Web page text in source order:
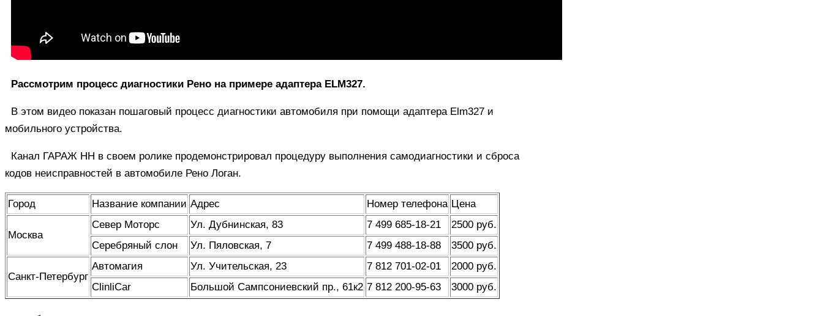
Рассмотрим процесс диагностики Рено на примере адаптера ELM327.
В этом видео показан пошаговый процесс диагностики автомобиля при помощи адаптера Elm327 и
мобильного устройства.
Канал ГАРАЖ НН в своем ролике продемонстрировал процедуру выполнения самодиагностики и сброса
кодов неисправностей в автомобиле Рено Логан.
Город Название компании Адрес Номер телефона Цена
Москва
Север Моторс Ул. Дубнинская, 83 7 499 685-18-21
2500 руб.
Серебряный слон
Ул. Пяловская, 7 7 499 488-18-88 3500 руб.
Санкт-Петербург
Автомагия Ул. Учительская, 23 7 812 701-02-01
2000 руб.
ClinliCar
Большой Сампсониевский пр., 61к2 7 812 200-95-63 3000 руб.